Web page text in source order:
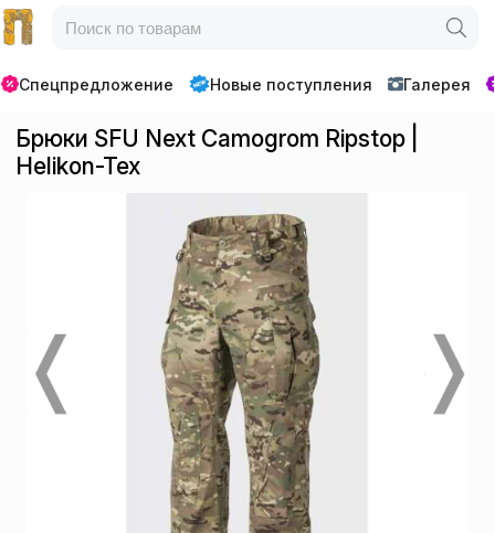
Спецпредложение Новые поступления Галерея
Брюки SFU Next Camogrom Ripstop |
Helikon-Tex